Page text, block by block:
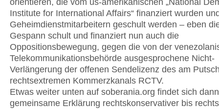
orientieren, die vom us-amerikanischen „National
Institute for International Affairs“ finanziert wurden
Geheimdienstmitarbeitern geschult werden – eben
Gespann schult und finanziert nun auch die
Oppositionsbewegung, gegen die von der
Telekommunikationsbehörde ausgesprochene Nicht-
Verlängerung der offenen Sendelizenz des am
rechtsextremen Kommerzkanals RCTV.
Etwas weiter unten auf soberania.org findet sich
gemeinsame Erklärung rechtskonservativer bis